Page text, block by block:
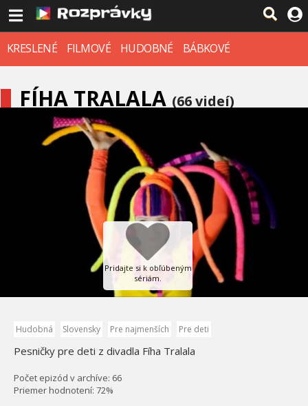
KRESLENÉ FILMOVÉ HUDOBNÉ BÁBKOVÉ
FÍHA TRALALA (66 videí)
Pridajte si k obľúbeným
sériám.
Hudobná Slovensky Pre najmenších Pre deti
Pesničky pre deti z divadla Fíha Tralala
Počet epizód v archíve: 66
Priemer hodnotení: 72%